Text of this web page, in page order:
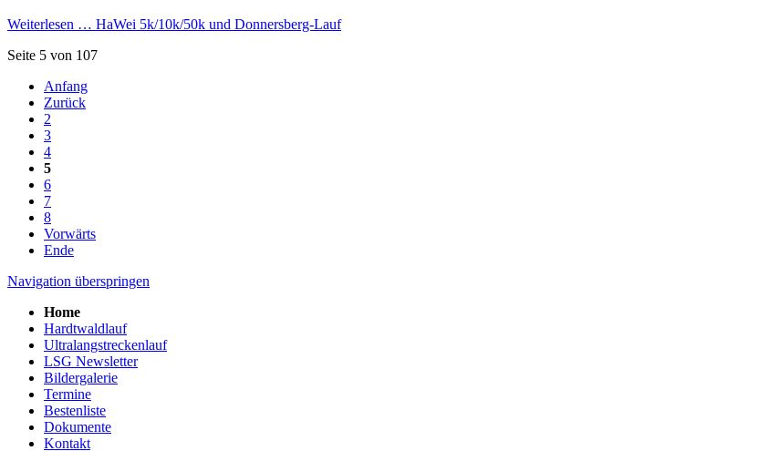
Weiterlesen … HaWei 5k/10k/50k und Donnersberg-Lauf
Seite 5 von 107
Anfang
Zurück
2
3
4
5
6
7
8
Vorwärts
Ende
Navigation überspringen
Home
Hardtwaldlauf
Ultralangstreckenlauf
LSG Newsletter
Bildergalerie
Termine
Bestenliste
Dokumente
Kontakt